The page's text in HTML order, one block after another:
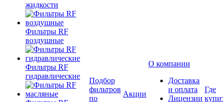
жидкости
Фильтры RF
воздушные
Фильтры RF
гидравлические
Подбор
фильтров
по
Акции
О компании
Доставка
и оплата
Лицензии
Где